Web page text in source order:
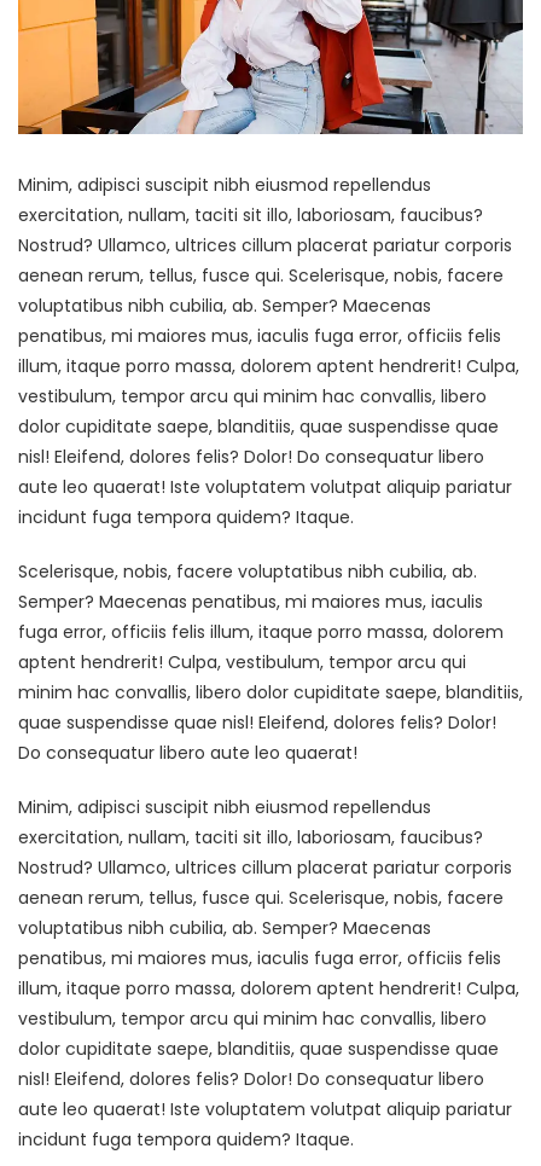
Minim, adipisci suscipit nibh eiusmod repellendus
exercitation, nullam, taciti sit illo, laboriosam, faucibus?
Nostrud? Ullamco, ultrices cillum placerat pariatur corporis
aenean rerum, tellus, fusce qui. Scelerisque, nobis, facere
voluptatibus nibh cubilia, ab. Semper? Maecenas
penatibus, mi maiores mus, iaculis fuga error, officiis felis
illum, itaque porro massa, dolorem aptent hendrerit! Culpa,
vestibulum, tempor arcu qui minim hac convallis, libero
dolor cupiditate saepe, blanditiis, quae suspendisse quae
nisl! Eleifend, dolores felis? Dolor! Do consequatur libero
aute leo quaerat! Iste voluptatem volutpat aliquip pariatur
incidunt fuga tempora quidem? Itaque.
Scelerisque, nobis, facere voluptatibus nibh cubilia, ab.
Semper? Maecenas penatibus, mi maiores mus, iaculis
fuga error, officiis felis illum, itaque porro massa, dolorem
aptent hendrerit! Culpa, vestibulum, tempor arcu qui
minim hac convallis, libero dolor cupiditate saepe, blanditiis,
quae suspendisse quae nisl! Eleifend, dolores felis? Dolor!
Do consequatur libero aute leo quaerat!
Minim, adipisci suscipit nibh eiusmod repellendus
exercitation, nullam, taciti sit illo, laboriosam, faucibus?
Nostrud? Ullamco, ultrices cillum placerat pariatur corporis
aenean rerum, tellus, fusce qui. Scelerisque, nobis, facere
voluptatibus nibh cubilia, ab. Semper? Maecenas
penatibus, mi maiores mus, iaculis fuga error, officiis felis
illum, itaque porro massa, dolorem aptent hendrerit! Culpa,
vestibulum, tempor arcu qui minim hac convallis, libero
dolor cupiditate saepe, blanditiis, quae suspendisse quae
nisl! Eleifend, dolores felis? Dolor! Do consequatur libero
aute leo quaerat! Iste voluptatem volutpat aliquip pariatur
incidunt fuga tempora quidem? Itaque.